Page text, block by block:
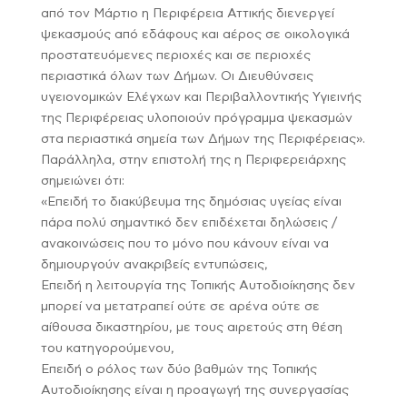
από τον Μάρτιο η Περιφέρεια Αττικής διενεργεί
ψεκασμούς από εδάφους και αέρος σε οικολογικά
προστατευόμενες περιοχές και σε περιοχές
περιαστικά όλων των Δήμων. Οι Διευθύνσεις
υγειονομικών Ελέγχων και Περιβαλλοντικής Υγιεινής
της Περιφέρειας υλοποιούν πρόγραμμα ψεκασμών
στα περιαστικά σημεία των Δήμων της Περιφέρειας».
Παράλληλα, στην επιστολή της η Περιφερειάρχης
σημειώνει ότι:
«Επειδή το διακύβευμα της δημόσιας υγείας είναι
πάρα πολύ σημαντικό δεν επιδέχεται δηλώσεις /
ανακοινώσεις που το μόνο που κάνουν είναι να
δημιουργούν ανακριβείς εντυπώσεις,
Επειδή η λειτουργία της Τοπικής Αυτοδιοίκησης δεν
μπορεί να μετατραπεί ούτε σε αρένα ούτε σε
αίθουσα δικαστηρίου, με τους αιρετούς στη θέση
του κατηγορούμενου,
Επειδή ο ρόλος των δύο βαθμών της Τοπικής
Αυτοδιοίκησης είναι η προαγωγή της συνεργασίας